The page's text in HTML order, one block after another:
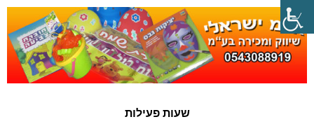
שעות פעילות